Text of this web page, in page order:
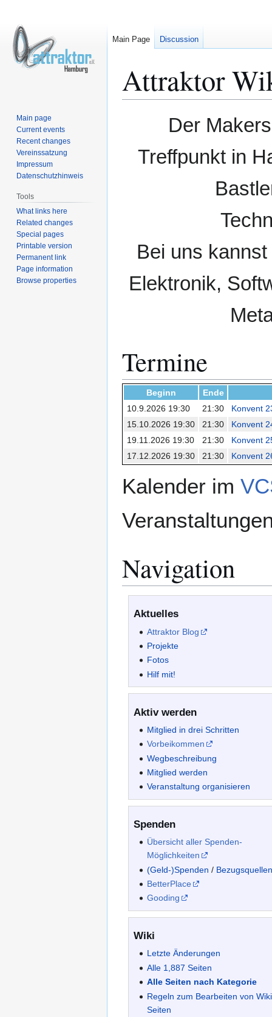
Attraktor
Der
Treffpunkt in
Bei uns
Elektronik,
Termine
Beginn
Ende
10.9.2026 19:30
21:30
Konvent
15.10.2026 19:30
21:30
Konvent
19.11.2026 19:30
21:30
Konvent
17.12.2026 19:30
21:30 Konvent
Kalender im
Navigation
Aktuelles
Attraktor Blog
Projekte
Fotos
Hilf mit!
Aktiv werden
Mitglied in drei Schritten
Vorbeikommen
Wegbeschreibung
Mitglied werden
Veranstaltung organisieren
Spenden
Übersicht aller Spenden-
Möglichkeiten
(Geld-)Spenden /
BetterPlace
Gooding
Wiki
Letzte Änderungen
Alle 1,887 Seiten
Alle Seiten nach Kategorie
Regeln zum Bearbeiten von
Seiten
Main Page Discussion
Main page
Current events
Recent changes
Vereinssatzung
Impressum
Datenschutzhinweis
Tools
What links here
Related changes
Special pages
Printable version
Permanent link
Page information
Browse properties